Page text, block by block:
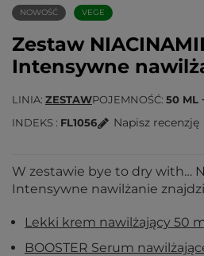
NOWOŚĆ VEGE
Zestaw
Intensywne
LINIA ZESTAWPOJEMNOŚĆ 50 ML
INDEKS
FL1056 Napisz recenzję
W zestawie bye to dry with…
Intensywne nawilżanie
Lekki krem nawilżający 50
BOOSTER Serum